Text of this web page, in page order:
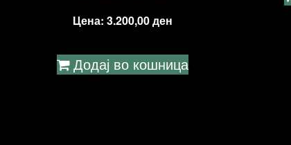
Цена:3.200,00ден
Додај во кошница